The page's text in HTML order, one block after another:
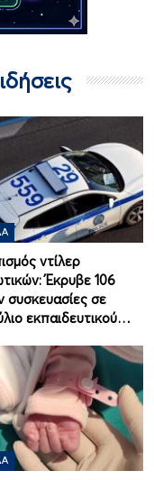
ντίλερ
Έκρυβε 106
συσκευασίες σε
εκπαιδευτικού…